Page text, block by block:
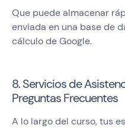
Que puede almacenar
enviada en una base de
cálculo de Google.
8. Servicios de
Preguntas Frecuentes
A lo largo del curso, tus